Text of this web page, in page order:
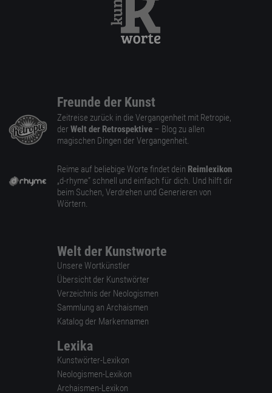
Freunde der Kunst
Zeitreise zurück in die Vergangenheit mit Retropie,
der Welt der Retrospektive – Blog zu allen
magischen Dingen der Vergangenheit.
Reime auf beliebige Worte findet dein Reimlexikon
„d-rhyme” schnell und einfach für dich. Und hilft dir
beim Suchen, Verdrehen und Generieren von
Wörtern.
Welt der Kunstworte
Unsere Wortkünstler
Übersicht der Kunstwörter
Verzeichnis der Neologismen
Sammlung an Archaismen
Katalog der Markennamen
Lexika
Kunstwörter-Lexikon
Neologismen-Lexikon
Archaismen-Lexikon